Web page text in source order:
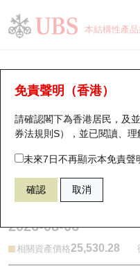
本結構性產
免責聲明（香港）
請確認閣下為香港居民，及
券法規則S），並已閱讀、
未來7日不再顯示本免責聲
確認 取消
牛熊證分析儀
表現 街貨統計 比較
67438 瑞銀牛證
2026-08-06
相關資產價格25,530.28
瑞銀認股證一覽
新發行瑞銀認股證
即將到期認股證
認股證到期結算價查詢
認股證分析儀
街貨統計
比較
牛熊全景快搜
牛熊證搜尋
牛熊證街貨分佈圖
正股牛熊證列表
新發行瑞銀牛熊證
街貨統計
比較
十大升幅/跌幅
十大認股證成交分佈
十天股證佔大市成交
資金流
街貨統計
正股分析儀
二十大活躍股份
恒指成份股
國指成份股
科指成份股
持股比重
顯示所有持股比重
每月輪證大市專題
輪證專欄
講座及教育短片
認股證投資者教育
牛熊證投資者教育